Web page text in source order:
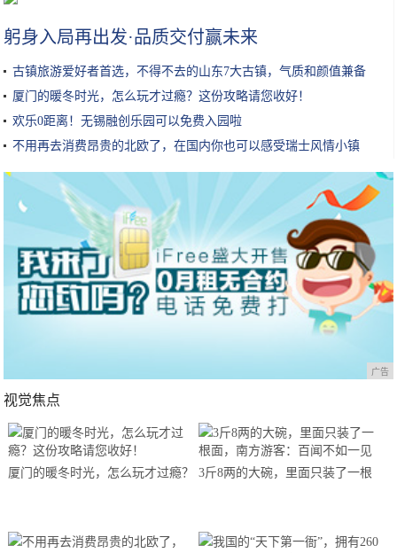
躬身入局再出发·品质交付赢未来
古镇旅游爱好者首选，不得不去的山东7大古镇，气质和颜值兼备
厦门的暖冬时光，怎么玩才过瘾？这份攻略请您收好！
欢乐0距离！无锡融创乐园可以免费入园啦
不用再去消费昂贵的北欧了，在国内你也可以感受瑞士风情小镇
广告
视觉焦点
厦门的暖冬时光，怎么玩才过瘾？
3斤8两的大碗，里面只装了一根